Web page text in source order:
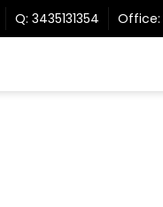
Q: 3435131354 Office: